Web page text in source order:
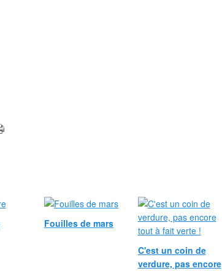
Fouilles de mars
C'est un coin de
verdure, pas encore